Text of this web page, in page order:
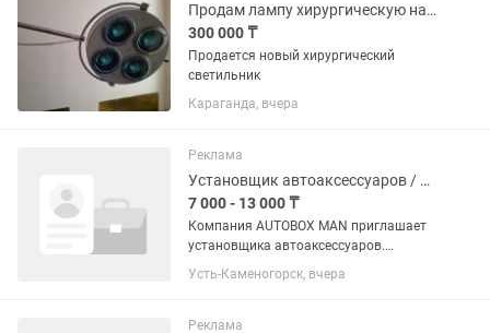
Продам лампу хирургическую напольную новая
300 000 ₸
Продается новый хирургический
светильник
Караганда, вчера
Реклама
Установщик автоаксессуаров / Кладовщик
7 000 - 13 000 ₸
Компания AUTOBOX MAN приглашает
установщика автоаксессуаров.
Обязанности: Установка автобоксов,
поперечин, креплений для велосипедов
Усть-Каменогорск, вчера
Реклама